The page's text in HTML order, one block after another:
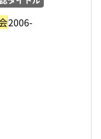
2006-